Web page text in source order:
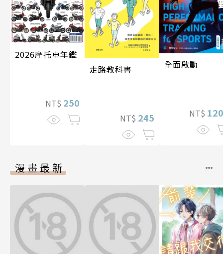
2026摩托車年鑑
NT$ 250
走路教科書
NT$ 245
全面啟動
NT$
漫畫最新